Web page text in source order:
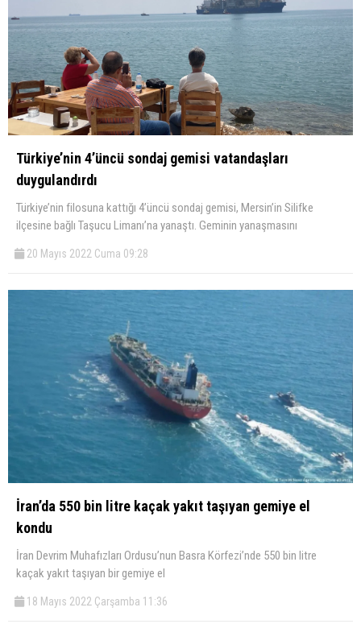
Türkiye’nin 4’üncü sondaj gemisi vatandaşları
duygulandırdı
Türkiye’nin filosuna kattığı 4’üncü sondaj gemisi, Mersin’in Silifke
ilçesine bağlı Taşucu Limanı’na yanaştı. Geminin yanaşmasını
20 Mayıs 2022 Cuma 09:28
İran’da 550 bin litre kaçak yakıt taşıyan gemiye el
kondu
İran Devrim Muhafızları Ordusu’nun Basra Körfezi’nde 550 bin litre
kaçak yakıt taşıyan bir gemiye el
18 Mayıs 2022 Çarşamba 11:36